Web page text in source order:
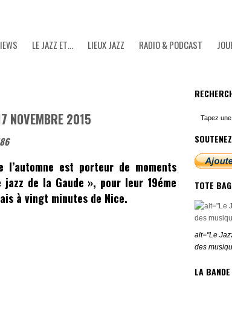
LE JAZZ ET… LIEUX JAZZ RADIO & PODCAST
NOVEMBRE 2015
l’automne est porteur de moments
jazz de la Gaude », pour leur 19éme
à vingt minutes de Nice.
TOTE
alt="Le
des
LA